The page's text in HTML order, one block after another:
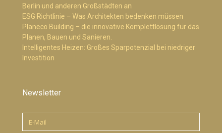
Berlin und anderen Großstädten an
ESG Richtlinie – Was Architekten bedenken müssen
Planeco Building – die innovative Komplettlösung für das
Planen, Bauen und Sanieren.
Intelligentes Heizen: Großes Sparpotenzial bei niedriger
Investition
Newsletter